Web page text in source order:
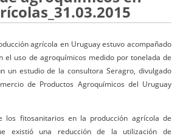
agrícola en Uruguay estuvo acompañado
el uso de agroquímicos medido por tonelada de
un estudio de la consultora Seragro, divulgado
de Productos Agroquímicos del Uruguay
los fitosanitarios en la producción agrícola de
existió una reducción de la utilización de